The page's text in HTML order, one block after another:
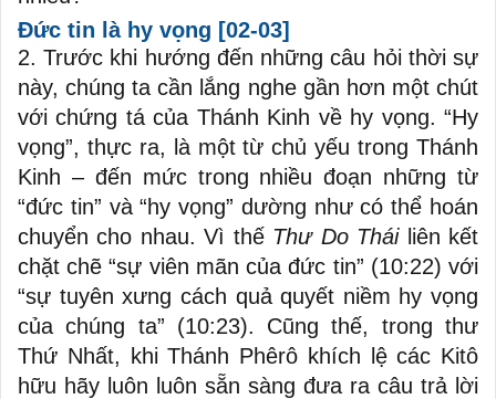
Đức tin là hy vọng [02-03]
2. Trước khi hướng đến những câu hỏi thời sự
này, chúng ta cần lắng nghe gần hơn một chút
với chứng tá của Thánh Kinh về hy vọng. “Hy
vọng”, thực ra, là một từ chủ yếu trong Thánh
Kinh – đến mức trong nhiều đoạn những từ
“đức tin” và “hy vọng” dường như có thể hoán
chuyển cho nhau. Vì thế Thư Do Tháiliên kết
chặt chẽ “sự viên mãn của đức tin” (10:22) với
“sự tuyên xưng cách quả quyết niềm hy vọng
của chúng ta” (10:23). Cũng thế, trong thư
Thứ Nhất, khi Thánh Phêrô khích lệ các Kitô
hữu hãy luôn luôn sẵn sàng đưa ra câu trả lời